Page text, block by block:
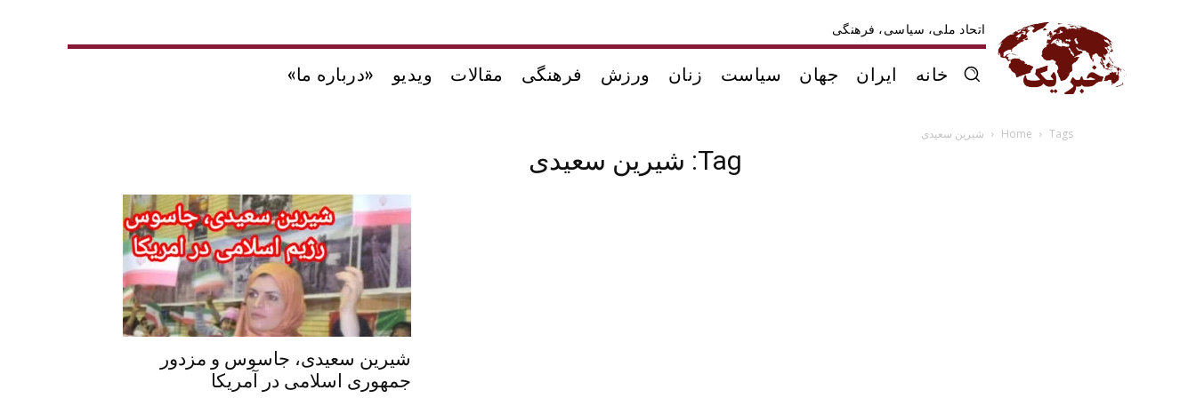
اتحاد ملی، سیاسی، فرهنگی
خانه ایران جهان سیاست زنان ورزش فرهنگی مقالات ویدیو «درباره ما»
Home Tags شیرین سعیدی
Tag: شیرین سعیدی
شیرین سعیدی، جاسوس و مزدور
جمهوری اسلامی در آمریکا